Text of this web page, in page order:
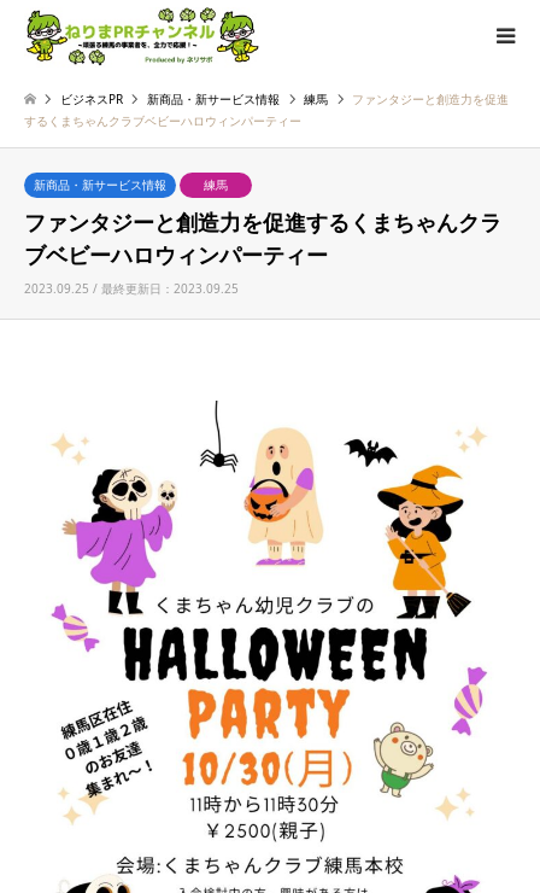
ビジネスPR 新商品・新サービス情報 練馬
ファンタジーと創造力を促進
するくまちゃんクラブベビーハロウィンパーティー
新商品・新サービス情報 練馬
ファンタジーと創造力を促進するくまちゃんクラ
ブベビーハロウィンパーティー
2023.09.25 / 最終更新日：2023.09.25